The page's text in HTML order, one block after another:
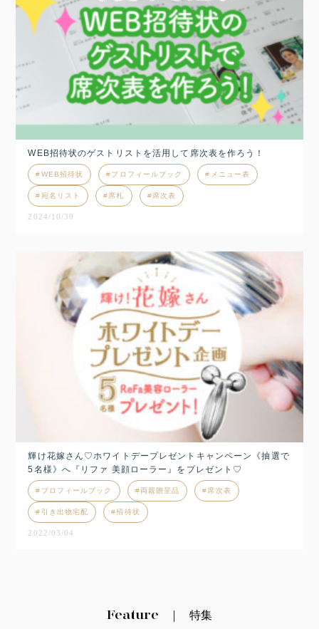
WEB招待状のゲストリストを活用して席次表を作ろう！
WEB招待状 プロフィールブック メニュー表
宛名リスト 席札 席次表
2024/10/30
輝け花嫁さん♡ホワイトデープレゼントキャンペーン《抽選で
5名様》へ『リファ 美顔ローラー』をプレゼント♡
プロフィールブック 両親贈呈品 席次表
引き出物宅配 招待状
2022/03/04
Feature 特集